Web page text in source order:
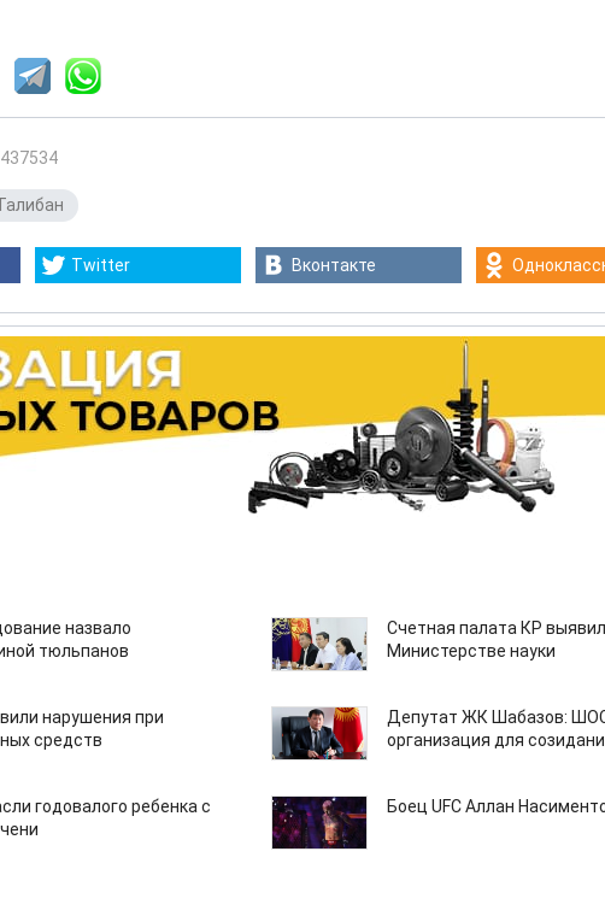
Twitter Вконтакте
назвало
тюльпанов
Счетная палата КР
Министерстве науки
нарушения при
средств
Депутат ЖК Шабазов:
организация для
годовалого ребенка с
Боец UFC Аллан